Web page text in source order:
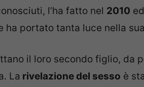
l’ha fatto nel 2010
ha portato tanta luce nella
il loro secondo figlio, da
La rivelazione del sesso è